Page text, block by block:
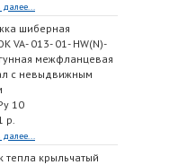
далее...
шиберная
VA- 013- 01- HW(N)-
межфланцевая
с невыдвижным
10
р.
далее...
тепла крыльчатый